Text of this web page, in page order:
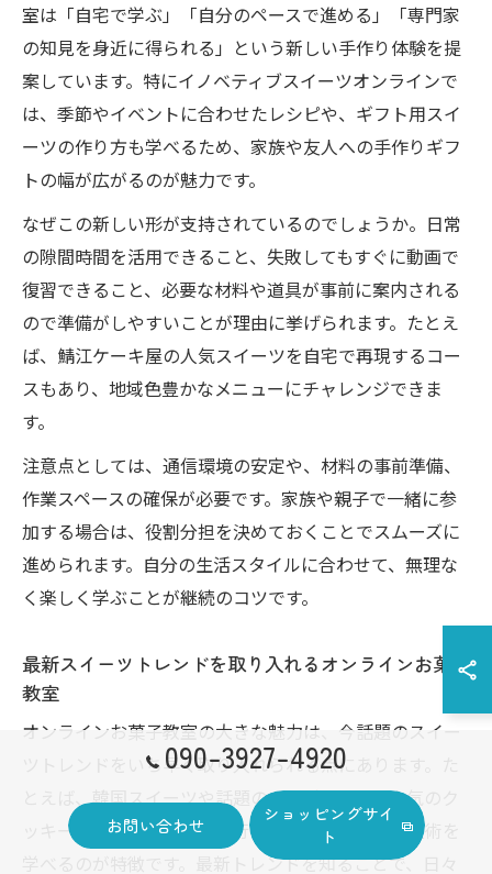
室は「自宅で学ぶ」「自分のペースで進める」「専門家
の知見を身近に得られる」という新しい手作り体験を提
案しています。特にイノベティブスイーツオンラインで
は、季節やイベントに合わせたレシピや、ギフト用スイ
ーツの作り方も学べるため、家族や友人への手作りギフ
トの幅が広がるのが魅力です。
なぜこの新しい形が支持されているのでしょうか。日常
の隙間時間を活用できること、失敗してもすぐに動画で
復習できること、必要な材料や道具が事前に案内される
ので準備がしやすいことが理由に挙げられます。たとえ
ば、鯖江ケーキ屋の人気スイーツを自宅で再現するコー
スもあり、地域色豊かなメニューにチャレンジできま
す。
注意点としては、通信環境の安定や、材料の事前準備、
作業スペースの確保が必要です。家族や親子で一緒に参
加する場合は、役割分担を決めておくことでスムーズに
進められます。自分の生活スタイルに合わせて、無理な
く楽しく学ぶことが継続のコツです。
最新スイーツトレンドを取り入れるオンラインお菓子
教室
オンラインお菓子教室の大きな魅力は、今話題のスイー
ツトレンドをいち早く取り入れられる点にあります。た
とえば、韓国スイーツや話題のチーズケーキ、人気のク
ッキー缶など、国内外の流行を反映したレシピや技術を
学べるのが特徴です。最新トレンドを知ることで、日々
090-3927-4920
お問い合わせ
ショッピングサイ
ト